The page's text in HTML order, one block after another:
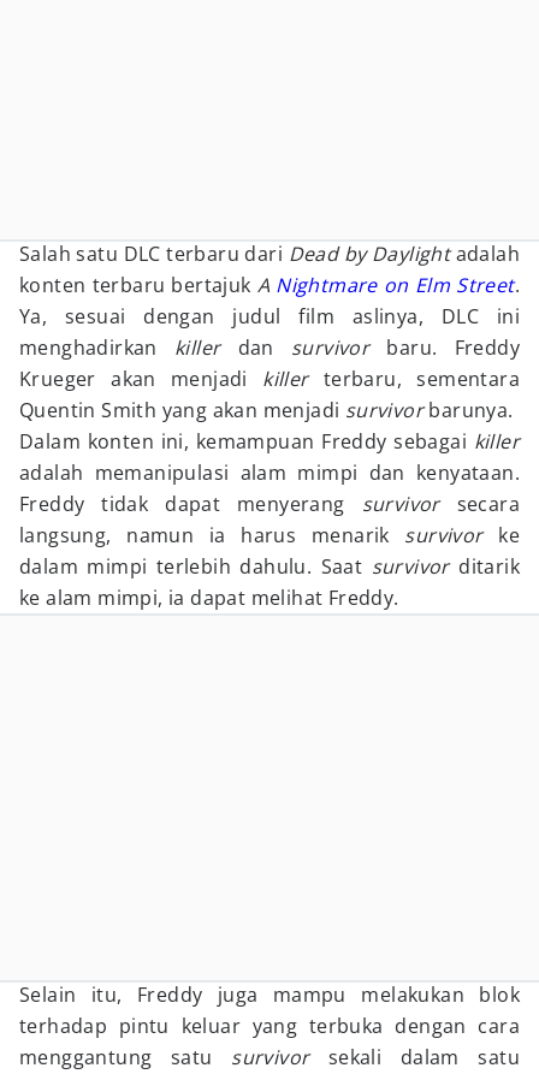
Salah satu DLC terbaru dari Dead by Daylightadalah
konten terbaru bertajuk A Nightmare on Elm Street.
Ya, sesuai dengan judul film aslinya, DLC ini
menghadirkan killer dan survivorbaru. Freddy
Krueger akan menjadi killer terbaru, sementara
Quentin Smith yang akan menjadi survivorbarunya.
Dalam konten ini, kemampuan Freddy sebagai killer
adalah memanipulasi alam mimpi dan kenyataan.
Freddy tidak dapat menyerang survivor secara
langsung, namun ia harus menarik survivor ke
dalam mimpi terlebih dahulu. Saat survivor ditarik
ke alam mimpi, ia dapat melihat Freddy.
Selain itu, Freddy juga mampu melakukan blok
terhadap pintu keluar yang terbuka dengan cara
menggantung satu survivorsekali dalam satu